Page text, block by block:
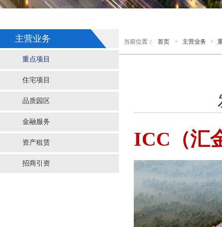
主营业务
重点项目
住宅项目
品质园区
金融服务
资产租赁
招商引资
当前位置： 首页 > 主营业务 >
ICC（汇